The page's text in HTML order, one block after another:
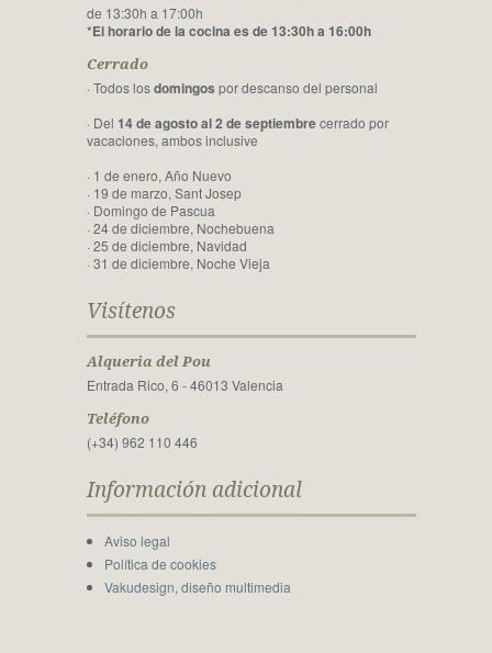
de 13:30h a 17:00h
*El horario de la cocina es de 13:30h a 16:00h
Cerrado
· Todos losdomingos por descanso del personal
· Del 14 de agosto al 2 de septiembrecerrado por
vacaciones, ambos inclusive
· 1 de enero, Año Nuevo
· 19 de marzo, Sant Josep
· Domingo de Pascua
· 24 de diciembre, Nochebuena
· 25 de diciembre, Navidad
· 31 de diciembre, Noche Vieja
Visítenos
Alqueria del Pou
Entrada Rico, 6 - 46013 Valencia
Teléfono
(+34) 962 110 446
Información adicional
Aviso legal
Política de cookies
Vakudesign, diseño multimedia